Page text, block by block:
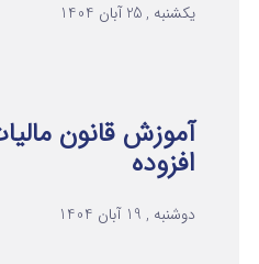
یکشنبه , 25 آبان 1404
آموزش قانون
افزوده
دوشنبه , 19 آبان 1404